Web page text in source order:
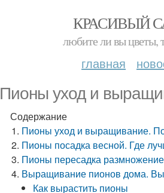
КРАСИВЫЙ
любите ли вы цветы,
главная
Пионы уход и
Содержание
Пионы уход и выращивание.
Пионы посадка весной. Где
Пионы пересадка
Выращивание пионов дома.
Как вырастить пионы